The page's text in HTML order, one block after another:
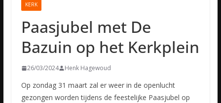
KERK
Paasjubel met De
Bazuin op het Kerkplein
26/03/2024 Henk Hagewoud
Op zondag 31 maart zal er weer in de openlucht
gezongen worden tijdens de feestelijke Paasjubel op